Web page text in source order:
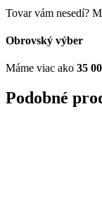
Tovar vám nesedí?
Obrovský výber
Máme viac ako 35
Podobné